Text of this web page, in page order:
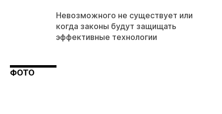
Невозможного не существует или
когда законы будут защищать
эффективные технологии
ФОТО